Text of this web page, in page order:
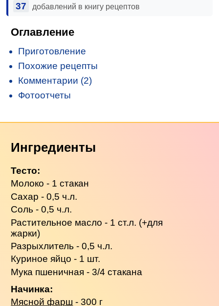
37 добавлений в книгу рецептов
Оглавление
Приготовление
Похожие рецепты
Комментарии (2)
Фотоотчеты
Ингредиенты
Тесто:
Молоко - 1 стакан
Сахар - 0,5 ч.л.
Соль - 0,5 ч.л.
Растительное масло - 1 ст.л. (+для
жарки)
Разрыхлитель - 0,5 ч.л.
Куриное яйцо - 1 шт.
Мука пшеничная - 3/4 стакана
Начинка:
Мясной фарш - 300 г